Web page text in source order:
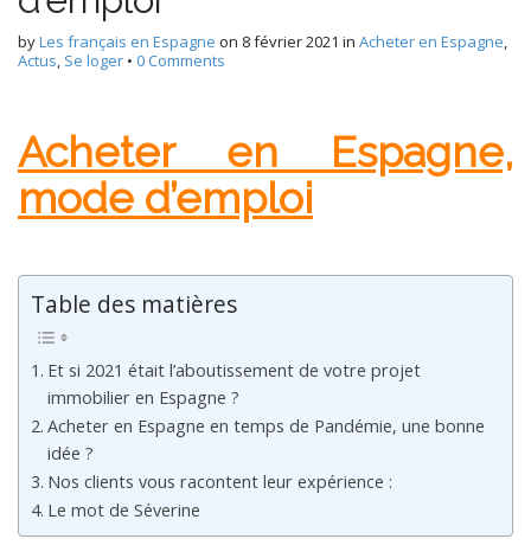
byLes français en Espagne on 8 février 2021 in Acheter en Espagne,
Actus, Se loger • 0 Comments
Acheter en Espagne,
mode d’emploi
Table des matières
Et si 2021 était l’aboutissement de votre projet
immobilier en Espagne ?
Acheter en Espagne en temps de Pandémie, une bonne
idée ?
Nos clients vous racontent leur expérience :
Le mot de Séverine